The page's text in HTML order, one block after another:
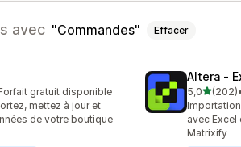
avec Commandes Effacer
5
gratuit disponible
mettez à jour et
de votre boutique
Altera ‑
5,0 (202)
202 avis •
avec Excel
Matrixify